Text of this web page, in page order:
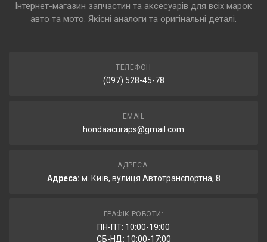
Інтернет-магазин запчастин та аксесуарів для всіх марок
авто та мото. Якісні аналоги та оригінальні деталі.
ТЕЛЕФОН
(097) 528-45-78
EMAIL
hondaacuraps@gmail.com
АДРЕСА:
Адреса: м. Київ, вулиця Автотранспортна, 8
ГРАФІК РОБОТИ:
ПН-ПТ: 10:00-19:00
СБ-НД: 10:00-17:00